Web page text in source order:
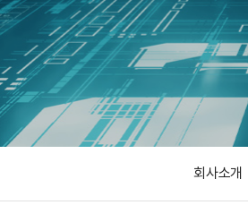
회사소개